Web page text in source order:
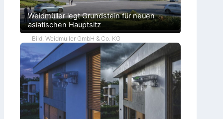
Weidmüller legt Grundstein für neuen
asiatischen Hauptsitz
Bild: Weidmüller GmbH & Co. KG